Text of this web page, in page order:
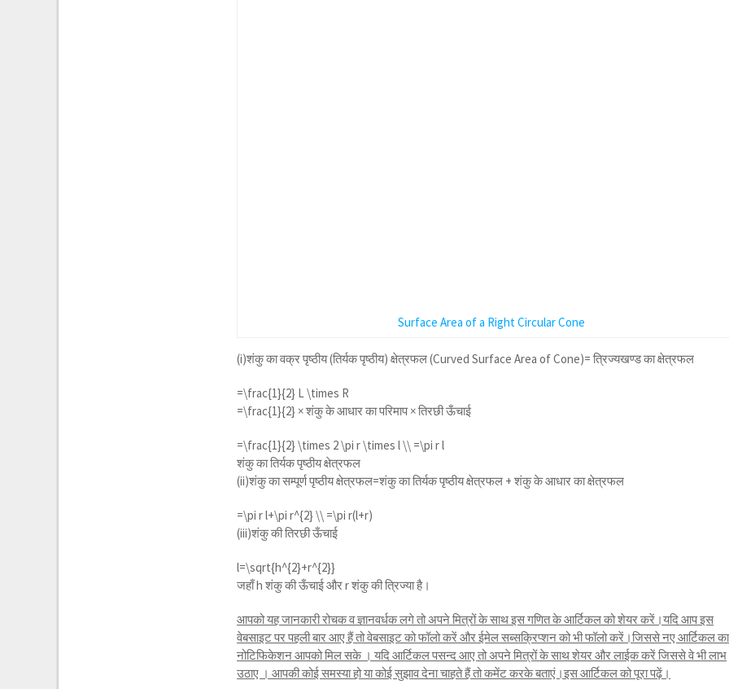
Surface Area of a Right Circular Cone
(i)शंकु का वक्र पृष्ठीय (तिर्यक पृष्ठीय) क्षेत्रफल (Curved Surface Area of Cone)= त्रिज्यखण्ड का क्षेत्रफल
=\frac{1}{2} L \times R
=\frac{1}{2} × शंकु के आधार का परिमाप × तिरछी ऊँचाई
=\frac{1}{2} \times 2 \pi r \times l \\ =\pi r l
शंकु का तिर्यक पृष्ठीय क्षेत्रफल
(ii)शंकु का सम्पूर्ण पृष्ठीय क्षेत्रफल=शंकु का तिर्यक पृष्ठीय क्षेत्रफल + शंकु के आधार का क्षेत्रफल
=\pi r l+\pi r^{2} \\ =\pi r(l+r)
(iii)शंकु की तिरछी ऊँचाई
l=\sqrt{h^{2}+r^{2}}
जहाँ h शंकु की ऊँचाई और r शंकु की त्रिज्या है।
आपको यह जानकारी रोचक व ज्ञानवर्धक लगे तो अपने मित्रों के साथ इस गणित के आर्टिकल को शेयर करें।यदि आप इस
वेबसाइट पर पहली बार आए हैं तो वेबसाइट को फॉलो करें और ईमेल सब्सक्रिप्शन को भी फॉलो करें।जिससे नए आर्टिकल का
नोटिफिकेशन आपको मिल सके । यदि आर्टिकल पसन्द आए तो अपने मित्रों के साथ शेयर और लाईक करें जिससे वे भी लाभ
उठाए । आपकी कोई समस्या हो या कोई सुझाव देना चाहते हैं तो कमेंट करके बताएं।इस आर्टिकल को पूरा पढ़ें।